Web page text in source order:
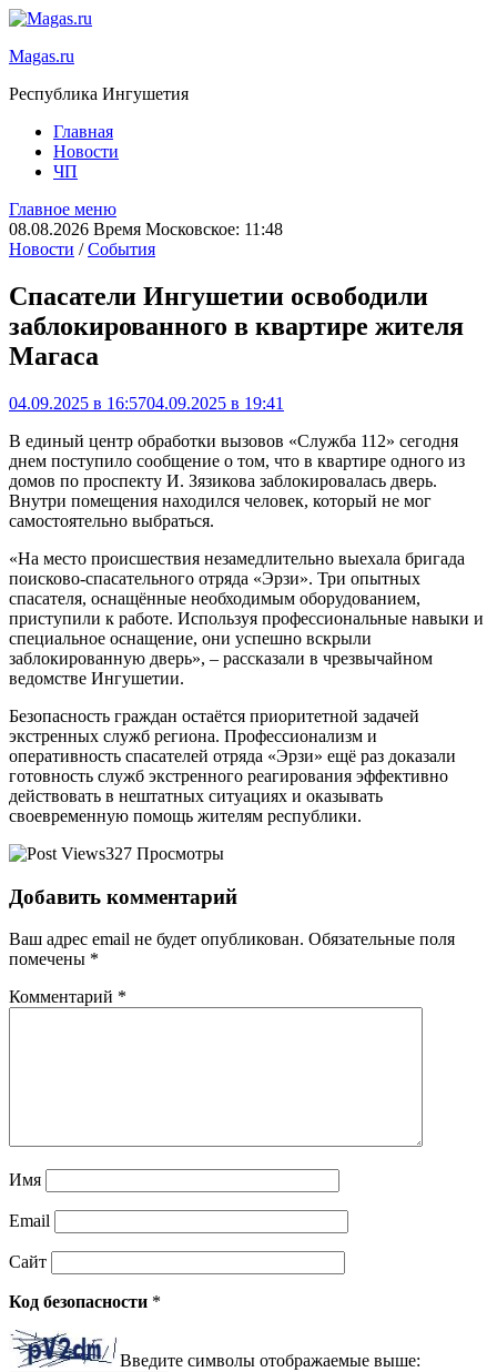
Magas.ru
Республика Ингушетия
Главная
Новости
ЧП
Главное меню
08.08.2026 Время Московское: 11:48
Новости /События
Спасатели Ингушетии освободили
заблокированного в квартире жителя
Магаса
04.09.2025 в 16:5704.09.2025 в 19:41
В единый центр обработки вызовов «Служба 112» сегодня
днем поступило сообщение о том, что в квартире одного из
домов по проспекту И. Зязикова заблокировалась дверь.
Внутри помещения находился человек, который не мог
самостоятельно выбраться.
«На место происшествия незамедлительно выехала бригада
поисково-спасательного отряда «Эрзи». Три опытных
спасателя, оснащённые необходимым оборудованием,
приступили к работе. Используя профессиональные навыки и
специальное оснащение, они успешно вскрыли
заблокированную дверь», – рассказали в чрезвычайном
ведомстве Ингушетии.
Безопасность граждан остаётся приоритетной задачей
экстренных служб региона. Профессионализм и
оперативность спасателей отряда «Эрзи» ещё раз доказали
готовность служб экстренного реагирования эффективно
действовать в нештатных ситуациях и оказывать
своевременную помощь жителям республики.
327 Просмотры
Добавить комментарий
Ваш адрес email не будет опубликован. Обязательные поля
помечены *
Комментарий *
Имя
Email
Сайт
Код безопасности *
Введите символы отображаемые выше: